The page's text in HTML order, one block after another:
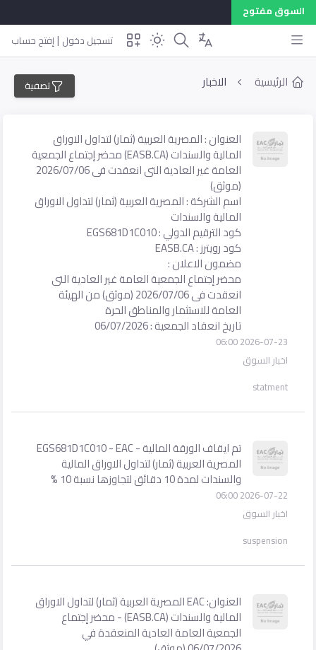
السوق مفتوح
تسجيل دخول |إفتح حساب
الرئيسية الاخبار تصفية
العنوان : المصرية العربية (ثمار) لتداول الاوراق
المالية والسندات (EASB.CA) محضر إجتماع الجمعية
العامة غير العادية التى انعقدت فى 2026/07/06
(موثق)
اسم الشركة : المصرية العربية (ثمار) لتداول الاوراق
المالية والسندات
كود الترقيم الدولي : EGS681D1C010
كود رويترز : EASB.CA
مضمون الاعلان :
محضر إجتماع الجمعية العامة غير العادية التى
انعقدت فى 2026/07/06 (موثق) من الهيئة
العامة للاستثمار والمناطق الحرة
تاريخ انعقاد الجمعية : 06/07/2026
2026-07-23 06:00
اخبار السوق
statment
تم ايقاف الورقة المالية - EGS681D1C010 - EAC
المصرية العربية (ثمار) لتداول الاوراق المالية
والسندات لمدة 10 دقائق لتجاوزها نسبة 10 %
2026-07-22 06:00
اخبار السوق
suspension
العنوان: EAC المصرية العربية (ثمار) لتداول الاوراق
المالية والسندات (EASB.CA) - محضر إجتماع
الجمعية العامة العادية المنعقدة في